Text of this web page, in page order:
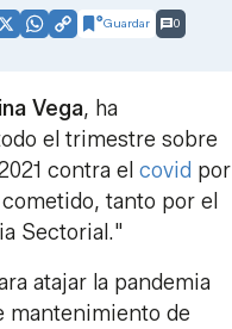
X WhatsApp
CopyGuardar 0
Vega, ha
el trimestre sobre
contra el covid por
tanto por el
Sectorial."
atajar la pandemia
mantenimiento de